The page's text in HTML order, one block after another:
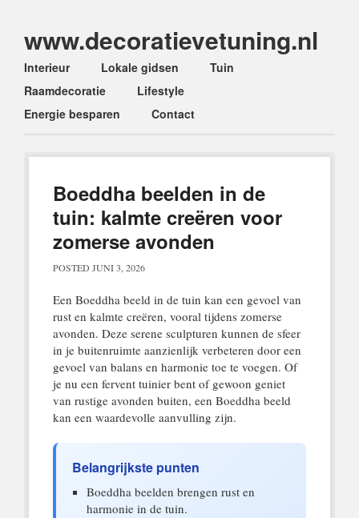
www.decoratievetuning.nl
Main menu
Skip
to
content
Interieur Lokale gidsen
Tuin
Raamdecoratie
Lifestyle
Energie besparen
Contact
Boeddha beelden in de
tuin: kalmte creëren voor
zomerse avonden
POSTED JUNI 3, 2026
Een Boeddha beeld in de tuin kan een gevoel van
rust en kalmte creëren, vooral tijdens zomerse
avonden. Deze serene sculpturen kunnen de sfeer
in je buitenruimte aanzienlijk verbeteren door een
gevoel van balans en harmonie toe te voegen. Of
je nu een fervent tuinier bent of gewoon geniet
van rustige avonden buiten, een Boeddha beeld
kan een waardevolle aanvulling zijn.
Belangrijkste punten
Boeddha beelden brengen rust en
harmonie in de tuin.